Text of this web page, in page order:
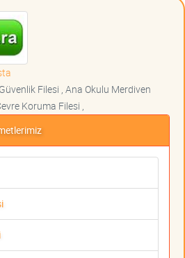
Filesi , Ana Okulu Merdiven
Koruma Filesi ,